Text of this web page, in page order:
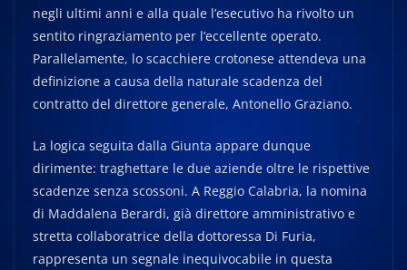
negli ultimi anni e alla quale l’esecutivo ha rivolto un
sentito ringraziamento per l’eccellente operato.
Parallelamente, lo scacchiere crotonese attendeva una
definizione a causa della naturale scadenza del
contratto del direttore generale, Antonello Graziano.
La logica seguita dalla Giunta appare dunque
dirimente: traghettare le due aziende oltre le rispettive
scadenze senza scossoni. A Reggio Calabria, la nomina
di Maddalena Berardi, già direttore amministrativo e
stretta collaboratrice della dottoressa Di Furia,
rappresenta un segnale inequivocabile in questa